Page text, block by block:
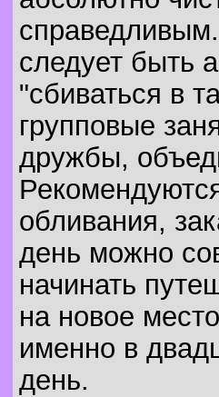
следует быть
"сбиваться в
групповые
дружбы,
обливания,
день можно
начинать
на новое
именно в
день.